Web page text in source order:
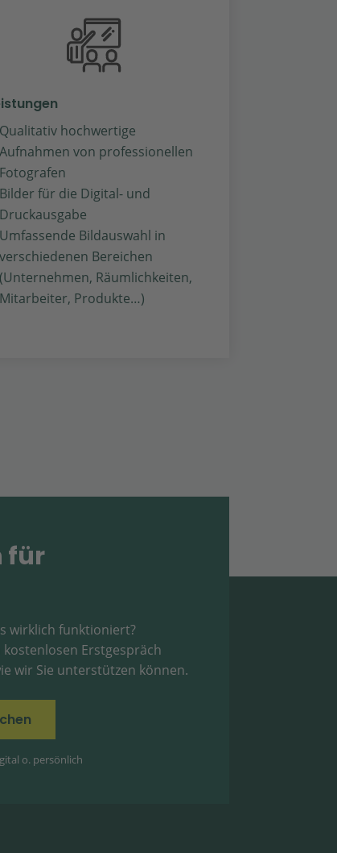
Qualitativ hochwertige
Aufnahmen von professionellen
Fotografen
Bilder für die Digital- und
Druckausgabe
Umfassende Bildauswahl in
verschiedenen Bereichen
(Unternehmen, Räumlichkeiten,
Mitarbeiter, Produkte…)
für
wirklich funktioniert?
kostenlosen Erstgespräch
wir Sie unterstützen können.
o. persönlich